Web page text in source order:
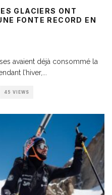
GLACIERS ONT
FONTE RECORD EN
avaient déjà consommé la
l’hiver,
45 VIEWS